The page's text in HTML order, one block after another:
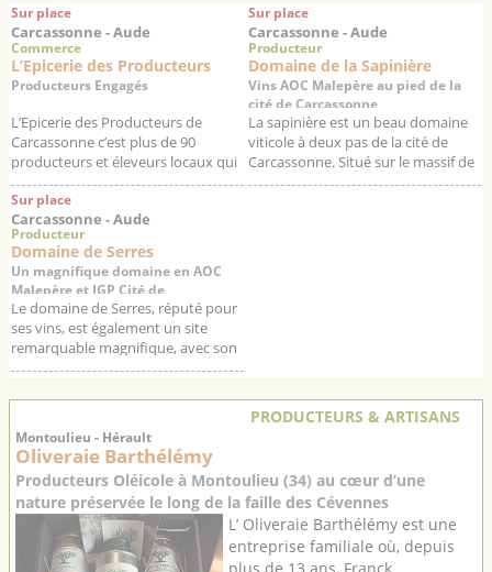
Sur place
Carcassonne - Aude
Commerce
L’Epicerie des Producteurs
Producteurs Engagés
L’Epicerie des Producteurs de
Carcassonne c’est plus de 90
producteurs et éleveurs locaux qui
proposent leur production avec
comme maîtres mots qualité et
fraicheur....
Sur place
Carcassonne - Aude
Producteur
Domaine de la Sapinière
Vins AOC Malepère au pied de la
cité de Carcassonne
La sapinière est un beau domaine
viticole à deux pas de la cité de
Carcassonne. Situé sur le massif de
la Malepère, le domaine offre un
Sur place
Carcassonne - Aude
Producteur
Domaine de Serres
Un magnifique domaine en AOC
Malepère et IGP Cité de
Carcassonne
Le domaine de Serres, réputé pour
ses vins, est également un site
remarquable magnifique, avec son
château du 16ème siècle d’où l’on
PRODUCTEURS & ARTISANS
Montoulieu - Hérault
Oliveraie Barthélémy
Producteurs Oléicole à Montoulieu (34) au cœur d’une
nature préservée le long de la faille des Cévennes
L’ Oliveraie Barthélémy est une
entreprise familiale où, depuis